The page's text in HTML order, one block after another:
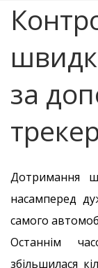
за
Дотримання
насамперед
самого
Останнім
збільшилася